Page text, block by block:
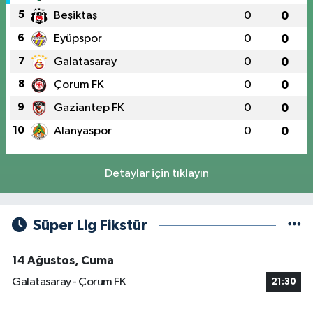
5 Beşiktaş 0 0
6 Eyüpspor 0 0
7 Galatasaray 0 0
8 Çorum FK 0 0
9 Gaziantep FK 0 0
10 Alanyaspor 0 0
Detaylar için tıklayın
Süper Lig Fikstür
14 Ağustos, Cuma
Galatasaray - Çorum FK
21:30